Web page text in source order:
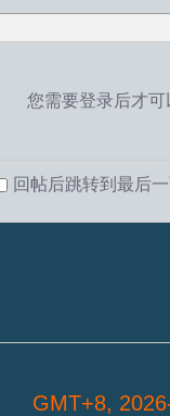
您需要登录后才
回帖后跳转到最后
GMT+8,